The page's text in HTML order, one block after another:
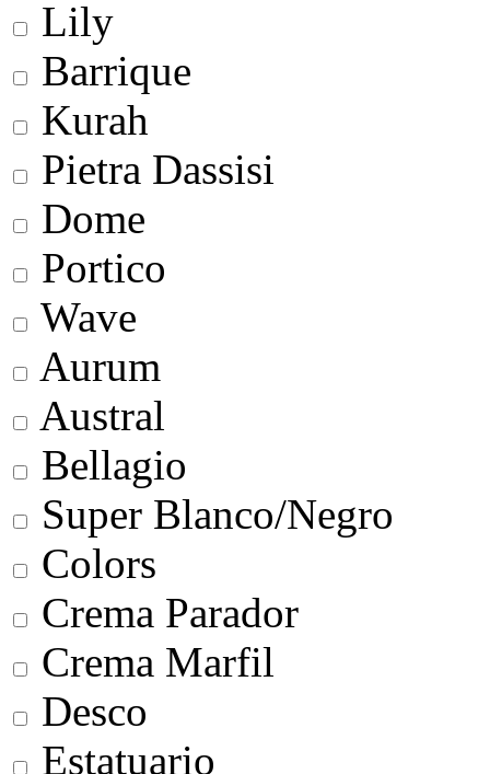
Lily
Barrique
Kurah
Pietra Dassisi
Dome
Portico
Wave
Aurum
Austral
Bellagio
Super Blanco/Negro
Colors
Crema Parador
Crema Marfil
Desco
Estatuario